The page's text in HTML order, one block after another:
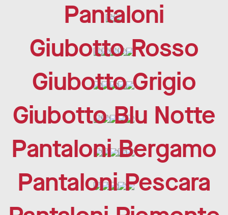
Pantaloni
Giubotto Rosso
Giubotto Grigio
Giubotto Blu Notte
Pantaloni Bergamo
Pantaloni Pescara